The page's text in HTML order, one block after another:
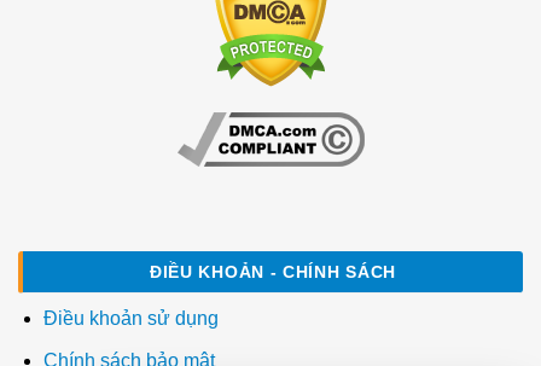
ĐIỀU KHOẢN - CHÍNH SÁCH
Điều khoản sử dụng
Chính sách bảo mật